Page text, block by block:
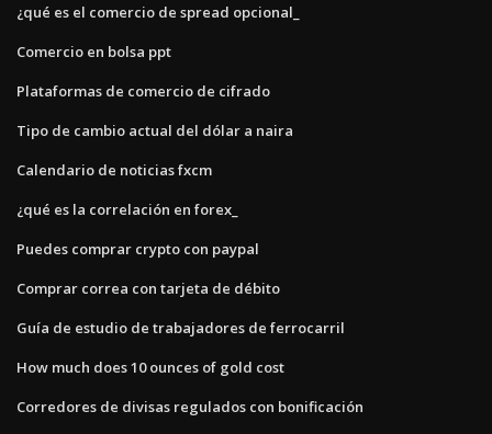
¿qué es el comercio de spread opcional_
Comercio en bolsa ppt
Plataformas de comercio de cifrado
Tipo de cambio actual del dólar a naira
Calendario de noticias fxcm
¿qué es la correlación en forex_
Puedes comprar crypto con paypal
Comprar correa con tarjeta de débito
Guía de estudio de trabajadores de ferrocarril
How much does 10 ounces of gold cost
Corredores de divisas regulados con bonificación